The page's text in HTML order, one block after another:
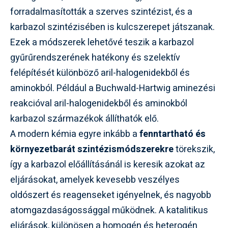
forradalmasították a szerves szintézist, és a
karbazol szintézisében is kulcszerepet játszanak.
Ezek a módszerek lehetővé teszik a karbazol
gyűrűrendszerének hatékony és szelektív
felépítését különböző aril-halogenidekből és
aminokból. Például a Buchwald-Hartwig aminezési
reakcióval aril-halogenidekből és aminokból
karbazol származékok állíthatók elő.
A modern kémia egyre inkább afenntartható és
környezetbarát szintézismódszerekretörekszik,
így a karbazol előállításánál is keresik azokat az
eljárásokat, amelyek kevesebb veszélyes
oldószert és reagenseket igényelnek, és nagyobb
atomgazdaságossággal működnek. A katalitikus